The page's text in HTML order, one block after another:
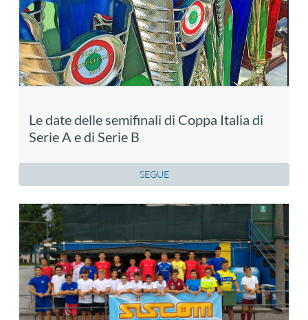
Le date delle semifinali di Coppa Italia di
Serie A e di Serie B
SEGUE